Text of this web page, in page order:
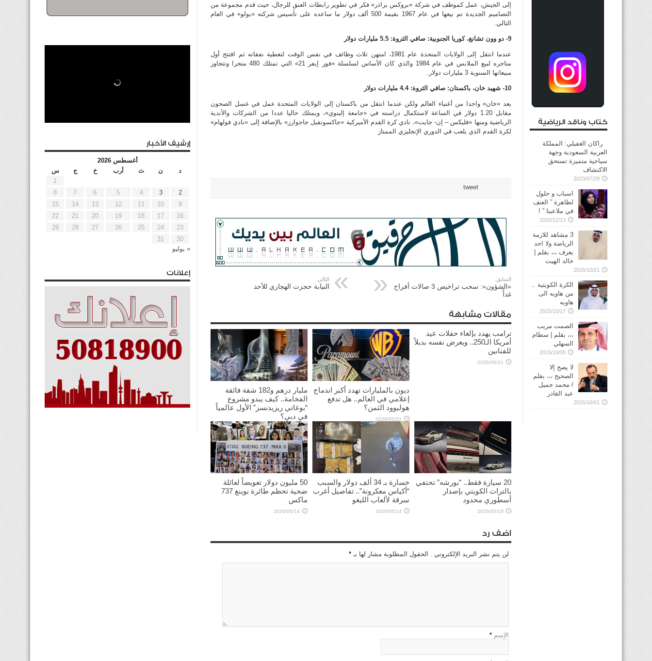
إلى الجيش، عمل كموظف في شركة «بروكس براذر» فكر في تطوير رابطات العنق للرجال، حيث قدم مجموعة من
التصاميم الجديدة تم بيعها في عام 1967 بقيمة 500 ألف دولار ما ساعده على تأسيس شركته «بولو» في العام
التالي.
9- دو وون تشانغ، كوريا الجنوبية: صافي الثروة: 5.5 مليارات دولار
عندما انتقل إلى الولايات المتحدة عام 1981، امتهن ثلاث وظائف في نفس الوقت لتغطية نفقاته ثم افتتح أول
متاجره لبيع الملابس في عام 1984 والذي كان الأساس لسلسلة «فور إيفر 21» التي تمتلك 480 متجرا وتتجاوز
مبيعاتها السنوية 3 مليارات دولار.
10- شهيد خان، باكستان: صافي الثروة: 4.4 مليارات دولار
يعد «خان» واحدا من أغنياء العالم ولكن عندما انتقل من باكستان إلى الولايات المتحدة عمل في غسل الصحون
مقابل 1.20 دولار في الساعة لاستكمال دراسته في «جامعة إلينوي»، ويمتلك حاليا عددا من الشركات والأندية
الرياضية ومنها «فليكس – إن- جايت»، نادي كرة القدم الأميركية «جاكسونفيل جاجوارز» بالإضافة إلى «نادي فولهام»
لكرة القدم الذي يلعب في الدوري الإنجليزي الممتاز
tweet
السابق:
«الشؤون»: سحب تراخيص 3 صالات أفراح
غداً
التالي:
النيابة حجزت الهجاري للأحد
مقالات مشابهة
ترامب يهدد بإلغاء حفلات عيد
أمريكا الـ250.. ويعرض نفسه بديلاً
للفنانين
2026/05/31
ديون بالمليارات تهدد أكبر اندماج
إعلامي في العالم.. هل تدفع
هوليوود الثمن؟
2026/05/31
مليار درهم و182 شقة فائقة
الفخامة.. كيف يبدو مشروع
“بوغاتي ريزيدنسز” الأول عالمياً
في دبي؟
2026/05/19
20 سيارة فقط.. “بورشه” تحتفي
بالتراث الكويتي بإصدار
أسطوري محدود
2026/05/19
خسارة بـ 34 ألف دولار والسبب
“أكياس معكرونة”.. تفاصيل أغرب
سرقة لألعاب الليغو
2026/05/14
50 مليون دولار تعويضاً لعائلة
ضحية تحطم طائرة بوينغ 737
ماكس
2026/05/14
اضف رد
لن يتم نشر البريد الإلكتروني . الحقول المطلوبة مشار لها بـ *
الإسم *
كتاب وناقد الرياضية
راكان الغفيلي: المملكة
العربية السعودية وجهة
سياحية متميزة تستحق
الاكتشاف
2023/07/29
اسباب و حلول
لظاهرة ” العنف
في ملاعبنا ” !
2015/12/13
3 مشاهد للازمة
الرياضة ولا احد
يعرف ،،، بقلم |
خالد الهيت
2015/10/21
الكرة الكويتية ..
من هاويه الى
هاويه
2015/10/17
الصمت مريب
،،، بقلم | سطام
السهلي
2015/10/05
لا يصح إلا
الصحيح ،،، بقلم
/ محمد جميل
عبد القادر
2015/10/01
إرشيف الأخبار
أغسطس 2026
د
ن ث أرب خ ج
س
1
2
3
4
5
6
7
8
9
10
11
12
13
14
15
16
17
18
19
20
21
22
23
24
25
26
27
28
29
30
31
« يوليو
إعلانات